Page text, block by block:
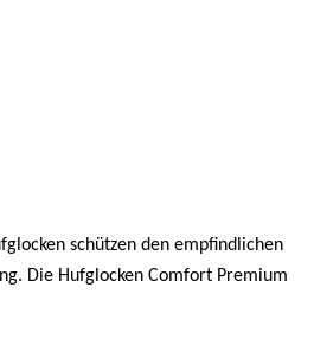
schützen den empfindlichen
Die Hufglocken Comfort Premium